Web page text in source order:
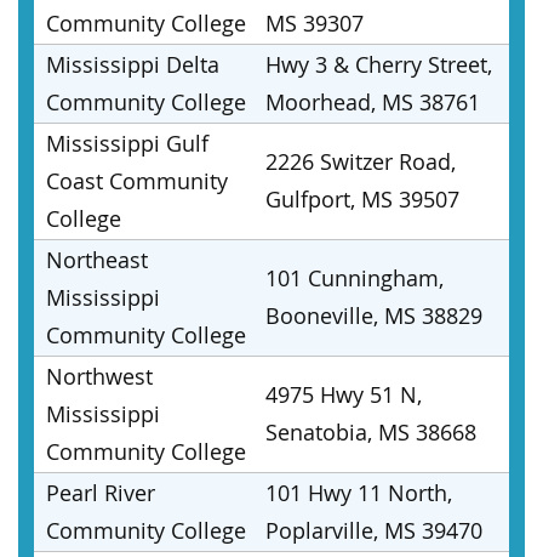
Community College
MS 39307
Mississippi Delta
Community College
Hwy 3 & Cherry Street,
Moorhead, MS 38761
Mississippi Gulf
Coast Community
College
2226 Switzer Road,
Gulfport, MS 39507
Northeast
Mississippi
Community College
101 Cunningham,
Booneville, MS 38829
Northwest
Mississippi
Community College
4975 Hwy 51 N,
Senatobia, MS 38668
Pearl River
Community College
101 Hwy 11 North,
Poplarville, MS 39470